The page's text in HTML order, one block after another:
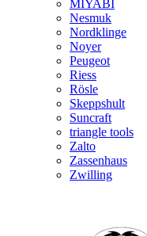
MIYABI
Nesmuk
Nordklinge
Noyer
Peugeot
Riess
Rösle
Skeppshult
Suncraft
triangle tools
Zalto
Zassenhaus
Zwilling